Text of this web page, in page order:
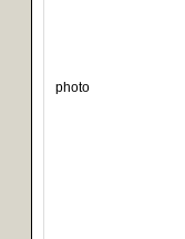
photo